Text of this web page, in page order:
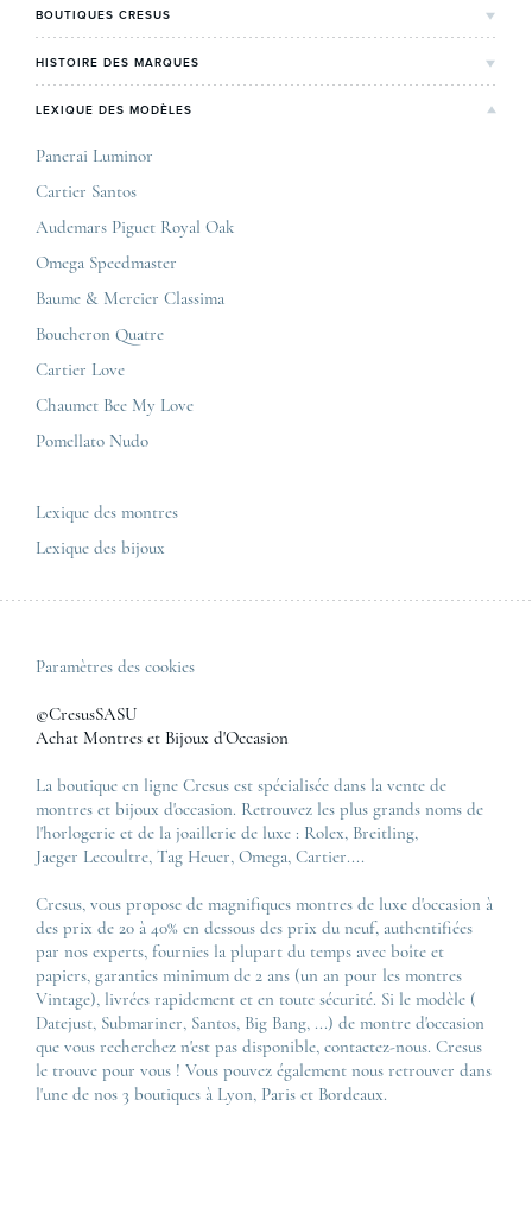
L'Histoire de Cresus
Notre expertise
On parle de nous
Carrières
Conditions générales de vente
Mentions légales
Politique de confidentialité
Plan du site
Nous contacter
BOUTIQUES CRESUS
Lyon
Corner Maty Nantes
Corner Maty Strasbourg
Corner Maty Toulouse
Corner Maty Besançon Kennedy
HISTOIRE DES MARQUES
Rolex
LEXIQUE DES MODÈLES
Panerai Luminor
Cartier Santos
Audemars Piguet Royal Oak
Omega Speedmaster
Baume & Mercier Classima
Boucheron Quatre
Cartier Love
Chaumet Bee My Love
Pomellato Nudo
Lexique des montres
Lexique des bijoux
Paramètres des cookies
©CresusSASU
Achat Montres et Bijoux d'Occasion
La boutique en ligne Cresus est spécialisée dans la vente de
montres et bijoux d'occasion. Retrouvez les plus grands noms de
l'horlogerie et de la joaillerie de luxe : Rolex, Breitling,
Jaeger Lecoultre, Tag Heuer, Omega, Cartier....
Cresus, vous propose de magnifiques montres de luxe d'occasion à
des prix de 20 à 40% en dessous des prix du neuf, authentifiées
par nos experts, fournies la plupart du temps avec boîte et
papiers, garanties minimum de 2 ans (un an pour les montres
Vintage), livrées rapidement et en toute sécurité. Si le modèle (
Datejust, Submariner, Santos, Big Bang, ...) de montre d'occasion
que vous recherchez n'est pas disponible, contactez-nous. Cresus
le trouve pour vous ! Vous pouvez également nous retrouver dans
l'une de nos 3 boutiques à Lyon, Paris et Bordeaux.